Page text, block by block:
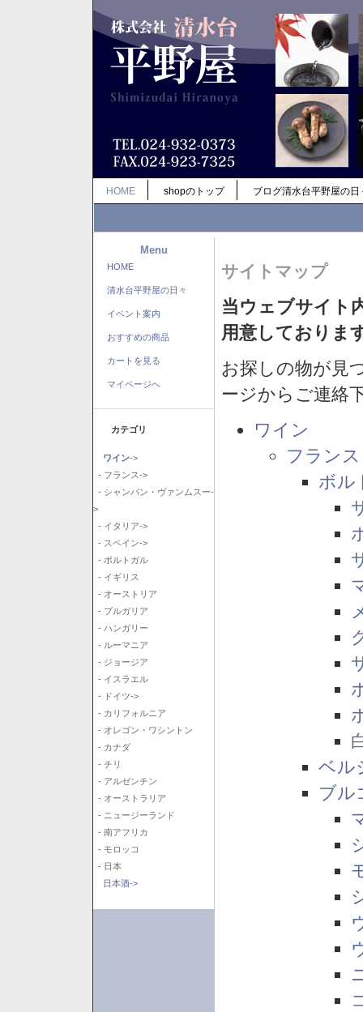
HOME shopのトップ ブログ清水台平野屋の日
Menu
HOME
清水台平野屋の日々
イベント案内
おすすめの商品
カートを見る
マイページへ
カテゴリ
ワイン->
- フランス->
- シャンパン・ヴァンムスー-
>
- イタリア->
- スペイン->
- ポルトガル
- イギリス
- オーストリア
- ブルガリア
- ハンガリー
- ルーマニア
- ジョージア
- イスラエル
- ドイツ->
- カリフォルニア
- オレゴン・ワシントン
- カナダ
- チリ
- アルゼンチン
- オーストラリア
- ニュージーランド
- 南アフリカ
- モロッコ
- 日本
日本酒->
サイトマップ
当ウェブサイト
用意しておりま
お探しの物が見
ージからご連絡
ワイン
フランス
ボル
ベル
ブル